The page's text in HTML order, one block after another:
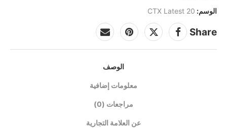
الوسم: CTX Latest 20
Share
الوصف
معلومات إضافية
مراجعات (0)
عن العلامة التجارية